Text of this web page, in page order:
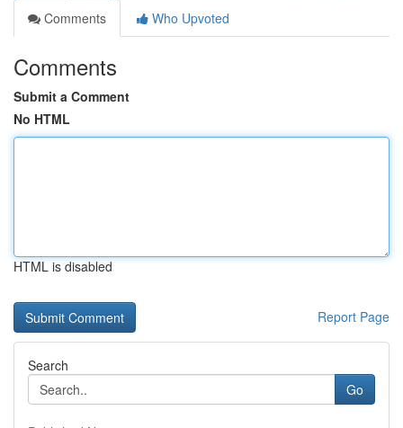
Comments
Who Upvoted
Comments
Submit a Comment
No HTML
HTML is disabled
Report Page
Search
Go